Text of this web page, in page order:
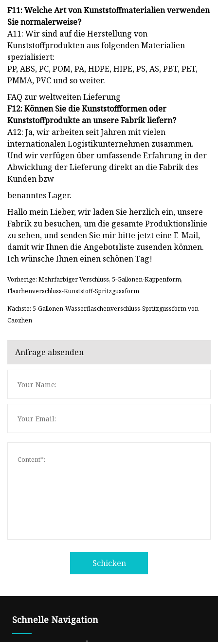
F11: Welche Art von Kunststoffmaterialien verwenden
Sie normalerweise?
A11: Wir sind auf die Herstellung von
Kunststoffprodukten aus folgenden Materialien
spezialisiert:
PP, ABS, PC, POM, PA, HDPE, HIPE, PS, AS, PBT, PET,
PMMA, PVC und so weiter.
FAQ zur weltweiten Lieferung
F12: Können Sie die Kunststoffformen oder
Kunststoffprodukte an unsere Fabrik liefern?
A12: Ja, wir arbeiten seit Jahren mit vielen
internationalen Logistikunternehmen zusammen.
Und wir verfügen über umfassende Erfahrung in der
Abwicklung der Lieferung direkt an die Fabrik des
Kunden bzw
benanntes Lager.
Hallo mein Lieber, wir laden Sie herzlich ein, unsere
Fabrik zu besuchen, um die gesamte Produktionslinie
zu sehen, und senden Sie mir bitte jetzt eine E-Mail,
damit wir Ihnen die Angebotsliste zusenden können.
Ich wünsche Ihnen einen schönen Tag!
Vorherige: Mehrfarbiger Verschluss, 5-Gallonen-Kappenform,
Flaschenverschluss-Kunststoff-Spritzgussform
Nächste: 5-Gallonen-Wasserflaschenverschluss-Spritzgussform von
Caozhen
Anfrage absenden
Schicken
Schnelle Navigation